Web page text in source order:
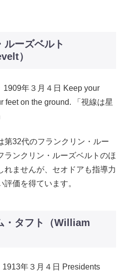
ーズベルト
）
1909年３月４日 Keep your
feet on the ground. 「視線は星
第32代のフランクリン・ルー
ランクリン・ルーズベルトのほ
れませんが、セオドアも指導力
価を得ています。
タフト（William
年３月４日 Presidents